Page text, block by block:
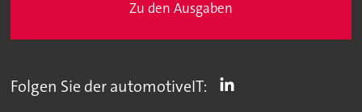
Zu den Ausgaben
Folgen Sie der automotiveIT: